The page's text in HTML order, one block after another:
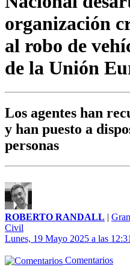
organización
al robo de
de la Unión
Los agentes han
y han puesto a
personas
ROBERTO RANDALL |
Civil
Lunes, 19 Mayo 2025 a las
Comentarios